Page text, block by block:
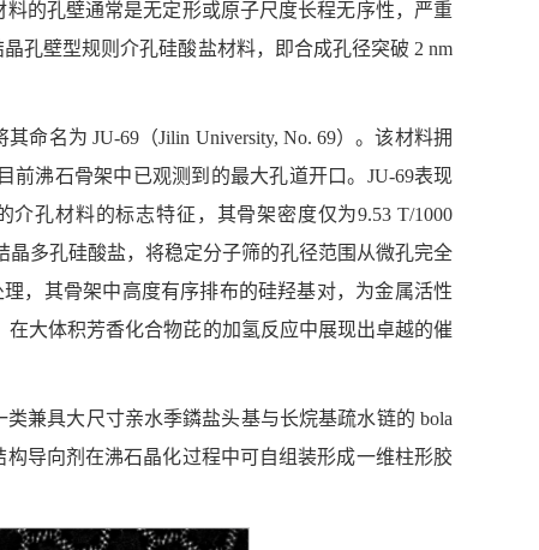
的孔壁通常是无定形或原子尺度长程无序性，严重
孔壁型规则介孔硅酸盐材料，即合成孔径突破 2 nm
命名为 JU-69（Jilin University, No. 69）。该材料拥
前沸石骨架中已观测到的最大孔道开口。JU-69表现
孔材料的标志特征，其骨架密度仅为9.53 T/1000
晶多孔硅酸盐，将稳定分子筛的孔径范围从微孔完全
，其骨架中高度有序排布的硅羟基对，为金属活性
大体积芳香化合物芘的加氢反应中展现出卓越的催
兼具大尺寸亲水季鏻盐头基与长烷基疏水链的 bola
导向剂在沸石晶化过程中可自组装形成一维柱形胶